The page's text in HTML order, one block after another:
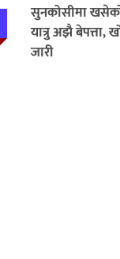
सुनकोसीमा
यात्रु अझै बेपत्ता,
जारी